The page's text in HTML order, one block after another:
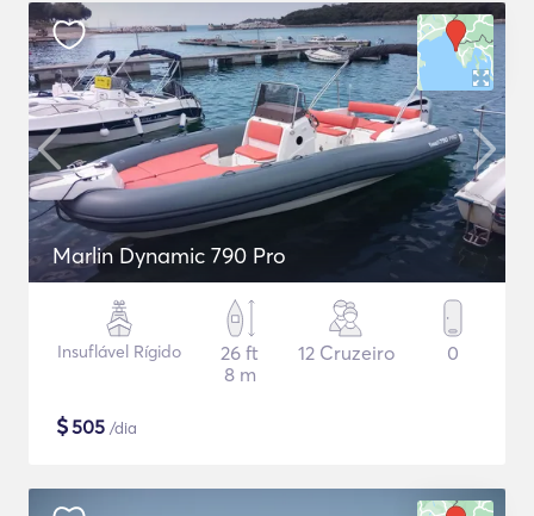
Marlin Dynamic 790 Pro
Insuflável Rígido
26 ft
8 m
12 Cruzeiro 0
$505 /dia